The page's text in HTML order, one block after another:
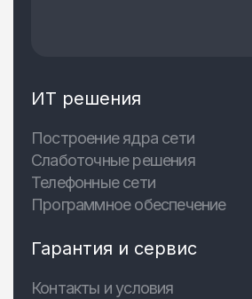
ИТ решения
Построение ядра сети
Слаботочные решения
Телефонные сети
Программное обеспечение
Гарантия и сервис
Контакты и условия